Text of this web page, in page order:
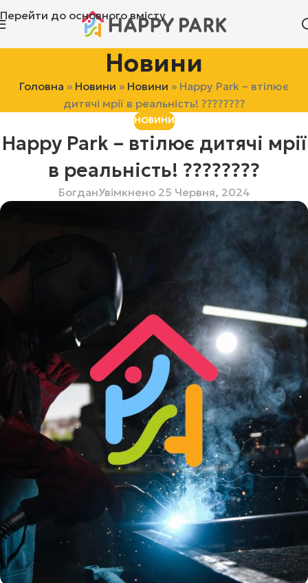
Перейти до основного вмісту
Новини
Головна » Новини » Новини » Happy Park – втілює
дитячі мрії в реальність! ????????
НОВИНИ
Happy Park – втілює дитячі мрії
в реальність! ????????
БогданУвімкнено 25 Червня, 2024